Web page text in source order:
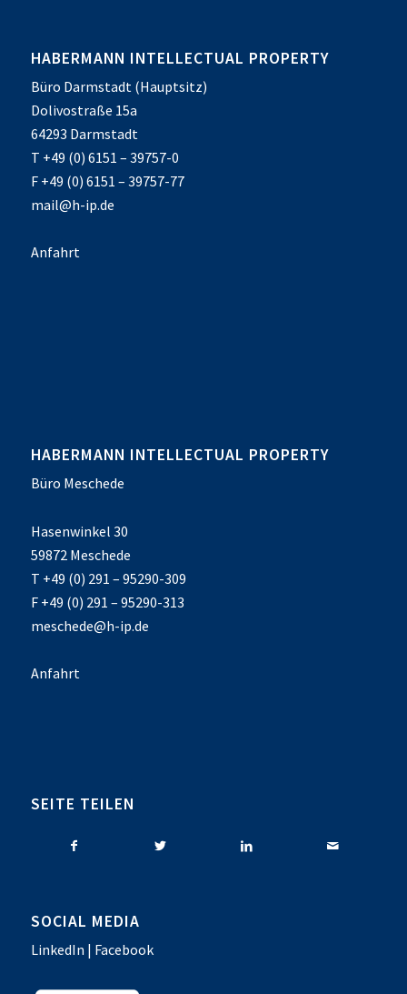
HABERMANN INTELLECTUAL PROPERTY
Büro Darmstadt (Hauptsitz)
Dolivostraße 15a
64293 Darmstadt
T +49 (0) 6151 – 39757-0
F +49 (0) 6151 – 39757-77
mail@h-ip.de
Anfahrt
HABERMANN INTELLECTUAL PROPERTY
Büro Meschede
Hasenwinkel 30
59872 Meschede
T +49 (0) 291 – 95290-309
F +49 (0) 291 – 95290-313
meschede@h-ip.de
Anfahrt
SEITE TEILEN
SOCIAL MEDIA
LinkedIn | Facebook